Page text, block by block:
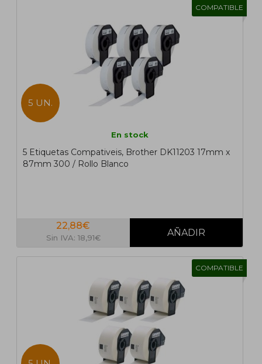
COMPATIBLE
5 UN.
En stock
5 Etiquetas Compativeis, Brother DK11203 17mm x
87mm 300 / Rollo Blanco
22,88€
Sin IVA: 18,91€
COMPATIBLE